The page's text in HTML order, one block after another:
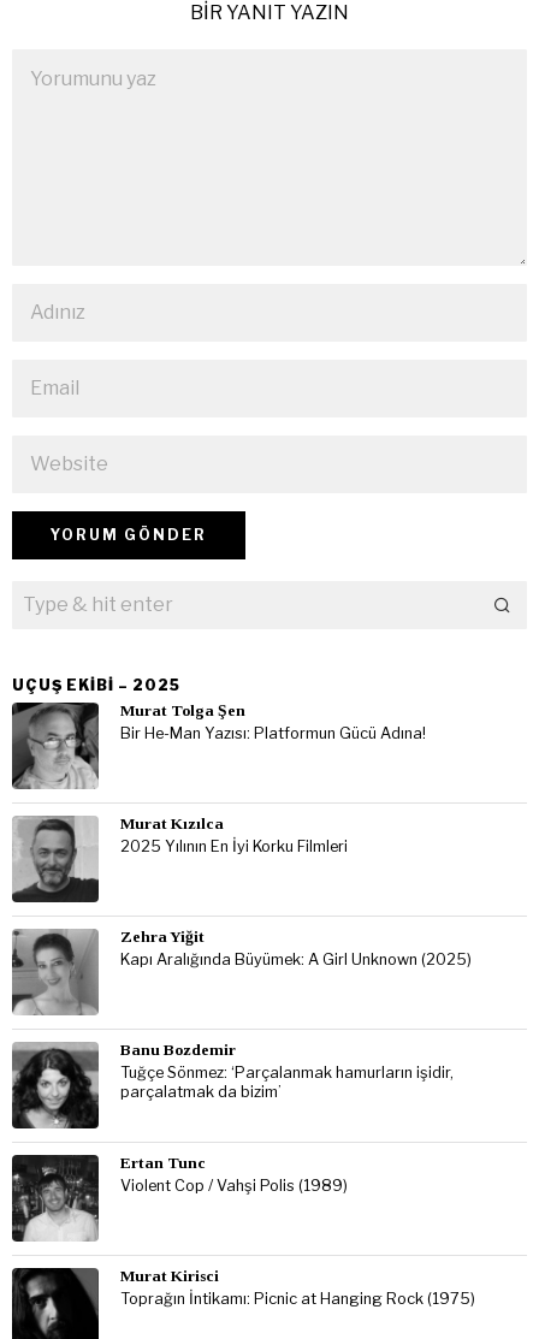
BIR YANIT YAZIN
UÇUŞ EKIBI – 2025
Murat Tolga Şen
Bir He-Man Yazısı: Platformun Gücü Adına!
Murat Kızılca
2025 Yılının En İyi Korku Filmleri
Zehra Yiğit
Kapı Aralığında Büyümek: A Girl Unknown (2025)
Banu Bozdemir
Tuğçe Sönmez: ‘Parçalanmak hamurların işidir,
parçalatmak da bizim’
Ertan Tunc
Violent Cop / Vahşi Polis (1989)
Murat Kirisci
Toprağın İntikamı: Picnic at Hanging Rock (1975)